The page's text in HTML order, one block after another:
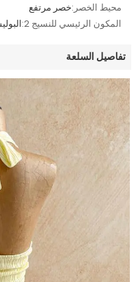
محيط الخصر:خصر مرتفع
المكون الرئيسي للنسيج 2:
تفاصيل السلعة